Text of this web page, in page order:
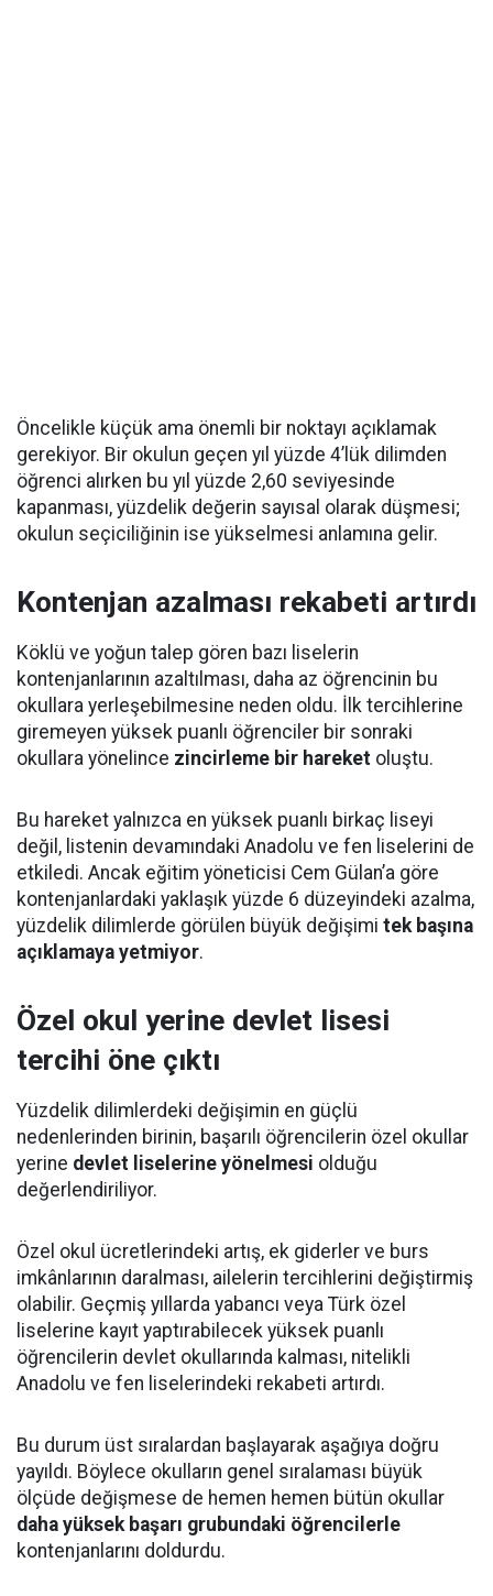
Öncelikle küçük ama önemli bir noktayı açıklamak
gerekiyor. Bir okulun geçen yıl yüzde 4’lük dilimden
öğrenci alırken bu yıl yüzde 2,60 seviyesinde
kapanması, yüzdelik değerin sayısal olarak düşmesi;
okulun seçiciliğinin ise yükselmesi anlamına gelir.
Kontenjan azalması rekabeti artırdı
Köklü ve yoğun talep gören bazı liselerin
kontenjanlarının azaltılması, daha az öğrencinin bu
okullara yerleşebilmesine neden oldu. İlk tercihlerine
giremeyen yüksek puanlı öğrenciler bir sonraki
okullara yönelince zincirleme bir hareket oluştu.
Bu hareket yalnızca en yüksek puanlı birkaç liseyi
değil, listenin devamındaki Anadolu ve fen liselerini de
etkiledi. Ancak eğitim yöneticisi Cem Gülan’a göre
kontenjanlardaki yaklaşık yüzde 6 düzeyindeki azalma,
yüzdelik dilimlerde görülen büyük değişimi tek başına
açıklamaya yetmiyor.
Özel okul yerine devlet lisesi
tercihi öne çıktı
Yüzdelik dilimlerdeki değişimin en güçlü
nedenlerinden birinin, başarılı öğrencilerin özel okullar
yerine devlet liselerine yönelmesi olduğu
değerlendiriliyor.
Özel okul ücretlerindeki artış, ek giderler ve burs
imkânlarının daralması, ailelerin tercihlerini değiştirmiş
olabilir. Geçmiş yıllarda yabancı veya Türk özel
liselerine kayıt yaptırabilecek yüksek puanlı
öğrencilerin devlet okullarında kalması, nitelikli
Anadolu ve fen liselerindeki rekabeti artırdı.
Bu durum üst sıralardan başlayarak aşağıya doğru
yayıldı. Böylece okulların genel sıralaması büyük
ölçüde değişmese de hemen hemen bütün okullar
daha yüksek başarı grubundaki öğrencilerle
kontenjanlarını doldurdu.